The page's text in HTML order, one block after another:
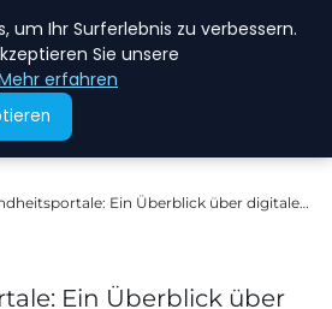
JOBS
Ein Überblick über digitale…
Ein Überblick über
um Ihr Surferlebnis zu verbessern.
Sie unsere
erfahren